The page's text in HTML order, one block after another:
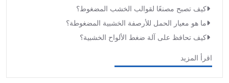
كيف تصبح مصنعًا لقوالب الخشب المضغوط؟
ما هو معيار الحمل للأرصفة الخشبية المضغوطة؟
كيف تحافظ على آلة ضغط الألواح الخشبية؟
اقرأ المزيد